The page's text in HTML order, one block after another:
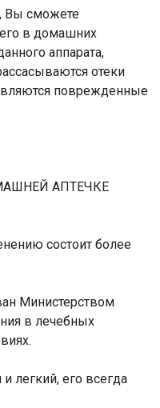
Вы сможете
его в домашних
аппарата,
отеки
поврежденные
АПТЕЧКЕ
состоит более
Министерством
в лечебных
легкий, его всегда